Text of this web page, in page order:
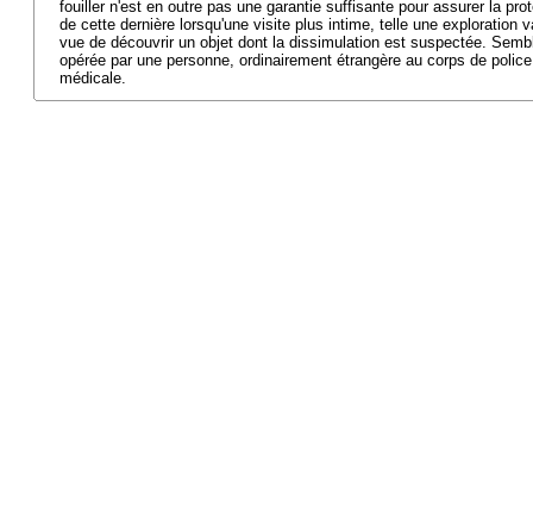
fouiller n'est en outre pas une garantie suffisante pour assurer la
de cette dernière lorsqu'une visite plus intime, telle une exploration
vue de découvrir un objet dont la dissimulation est suspectée.
opérée par une personne, ordinairement étrangère au corps de
médicale.